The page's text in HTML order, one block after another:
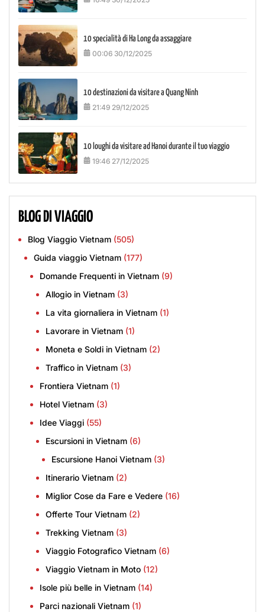
10 specialità di Ha Long da assaggiare
00:06 30/12/2025
10 destinazioni da visitare a Quang Ninh
21:49 29/12/2025
10 loughi da visitare ad Hanoi durante il tuo viaggio
19:46 27/12/2025
BLOG DI VIAGGIO
Blog Viaggio Vietnam (505)
Guida viaggio Vietnam (177)
Domande Frequenti in Vietnam (9)
Allogio in Vietnam (3)
La vita giornaliera in Vietnam (1)
Lavorare in Vietnam (1)
Moneta e Soldi in Vietnam (2)
Traffico in Vietnam (3)
Frontiera Vietnam (1)
Hotel Vietnam (3)
Idee Viaggi (55)
Escursioni in Vietnam (6)
Escursione Hanoi Vietnam (3)
Itinerario Vietnam (2)
Miglior Cose da Fare e Vedere (16)
Offerte Tour Vietnam (2)
Trekking Vietnam (3)
Viaggio Fotografico Vietnam (6)
Viaggio Vietnam in Moto (12)
Isole più belle in Vietnam (14)
Parci nazionali Vietnam (1)